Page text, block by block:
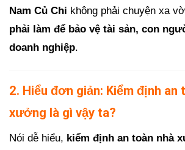
Nam Củ Chi không phải chuyện xa
phải làm để bảo vệ tài sản, con
doanh nghiệp.
2. Hiểu đơn giản: Kiểm định an
xưởng là gì vậy ta?
Nói dễ hiểu, kiểm định an toàn nhà